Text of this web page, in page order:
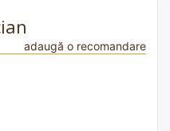
adaugă o recomandare